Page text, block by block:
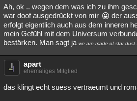
Ah, ok .. wegen dem was ich zu ihm
war doof ausgedrückt von mir
der
erfolgt eigentlich auch aus dem inneren
mein Gefühl mit dem Universum
bestärken. Man sagt ja we are made of star dust
apart
ehemaliges Mitglied
das klingt echt suess vertraeumt und